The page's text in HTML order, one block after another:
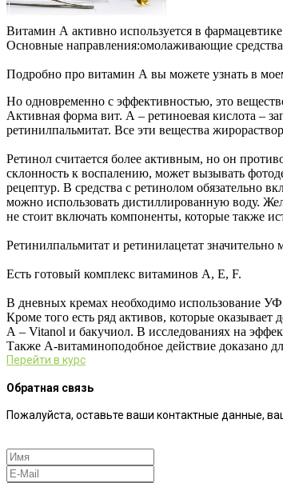
Витамин А активно используется в
Основные направления:омолаживающие средства
Подробно про витамин А вы можете узнать в
Но одновременно с эффективностью, это
Активная форма вит. А – ретиноевая кислота –
ретинилпальмитат. Все эти вещества
Ретинол считается более активным, но он
склонность к воспалению, может вызывать
рецептур. В средства с ретинолом обязательно
можно использовать дистиллированную воду.
не стоит включать компоненты, которые также
Ретинилпальмитат и ретинилацетат
Есть готовый комплекс витаминов А, Е, F.
В дневных кремах необходимо использование
Кроме того есть ряд активов, которые
А – Vitanol и бакучиол. В исследованиях на
Также А-витаминоподобное действие доказано
Перейти в курс
Обратная связь
Пожалуйста, оставьте ваши контактные данные,